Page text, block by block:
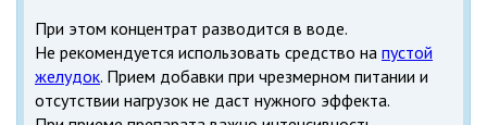
При этом концентрат разводится в воде.
Не рекомендуется использовать средство на пустой
желудок. Прием добавки при чрезмерном питании и
отсутствии нагрузок не даст нужного эффекта.